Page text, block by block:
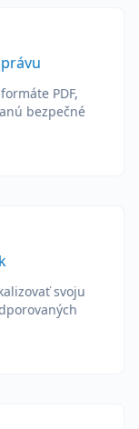
PDF,
bezpečné
svoju